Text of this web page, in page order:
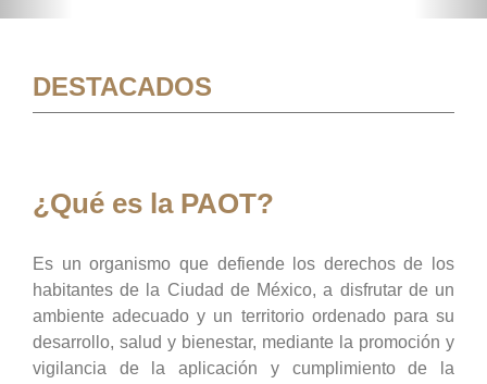
DESTACADOS
¿Qué es la PAOT?
Es un organismo que defiende los derechos de los
habitantes de la Ciudad de México, a disfrutar de un
ambiente adecuado y un territorio ordenado para su
desarrollo, salud y bienestar, mediante la promoción y
vigilancia de la aplicación y cumplimiento de la